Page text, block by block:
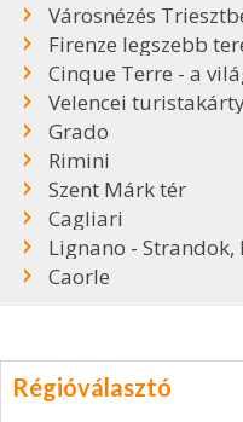
Városnézés
Firenze legszebb
Cinque Terre - a világ
Velencei
Grado
Rimini
Szent Márk tér
Cagliari
Lignano - Strandok,
Caorle
Régióválasztó